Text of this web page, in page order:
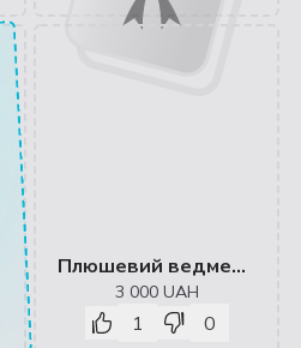
Плюшевий ведмедик 🧸
3 000 UAH
1 0